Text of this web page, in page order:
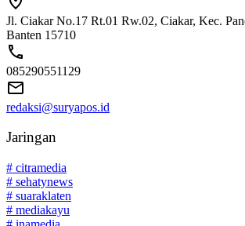
Jl. Ciakar No.17 Rt.01 Rw.02, Ciakar, Kec.
Banten 15710
085290551129
redaksi@suryapos.id
Jaringan
# citramedia
# sehatynews
# suaraklaten
# mediakayu